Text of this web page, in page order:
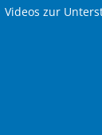
Videos zur